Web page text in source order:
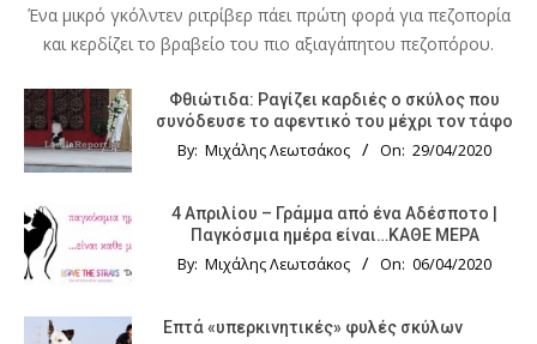
Ένα μικρό γκόλντεν ριτρίβερ πάει πρώτη φορά για πεζοπορία
και κερδίζει το βραβείο του πιο αξιαγάπητου πεζοπόρου.
Φθιώτιδα: Ραγίζει καρδιές ο σκύλος που
συνόδευσε το αφεντικό του μέχρι τον τάφο
By: Μιχάλης Λεωτσάκος On: 29/04/2020
4 Απριλίου – Γράμμα από ένα Αδέσποτο |
Παγκόσμια ημέρα είναι…ΚΑΘΕ ΜΕΡΑ
By: Μιχάλης Λεωτσάκος On: 06/04/2020
Επτά «υπερκινητικές» φυλές σκύλων